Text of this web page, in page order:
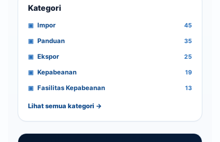
Kategori
Impor 45
Panduan 35
Ekspor 25
Kepabeanan 19
Fasilitas Kepabeanan 13
Lihat semua kategori →